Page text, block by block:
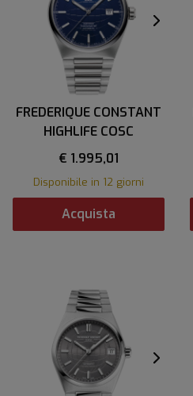
FREDERIQUE CONSTANT
HIGHLIFE COSC
€ 1.995,01
Disponibile in 12 giorni
Acquista